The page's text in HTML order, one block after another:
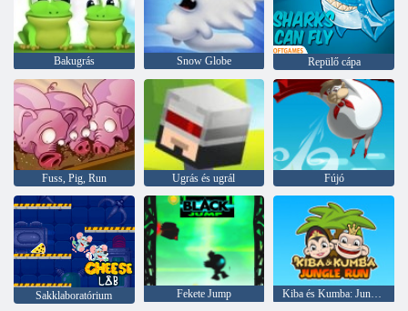
Bakugrás Snow Globe Repülő cápa
Fuss, Pig, Run Ugrás és ugrál Fújó
Sakklaboratórium Fekete Jump Kiba és Kumba: Jungle Run